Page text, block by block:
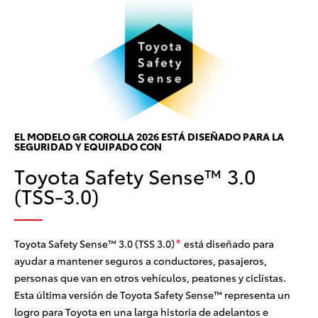
EL MODELO GR COROLLA 2026 ESTÁ DISEÑADO PARA LA
SEGURIDAD Y EQUIPADO CON
Toyota Safety Sense™ 3.0
(TSS-3.0)
Toyota Safety Sense™ 3.0 (TSS 3.0)* está diseñado para
ayudar a mantener seguros a conductores, pasajeros,
personas que van en otros vehículos, peatones y ciclistas.
Esta última versión de Toyota Safety Sense™ representa un
logro para Toyota en una larga historia de adelantos e